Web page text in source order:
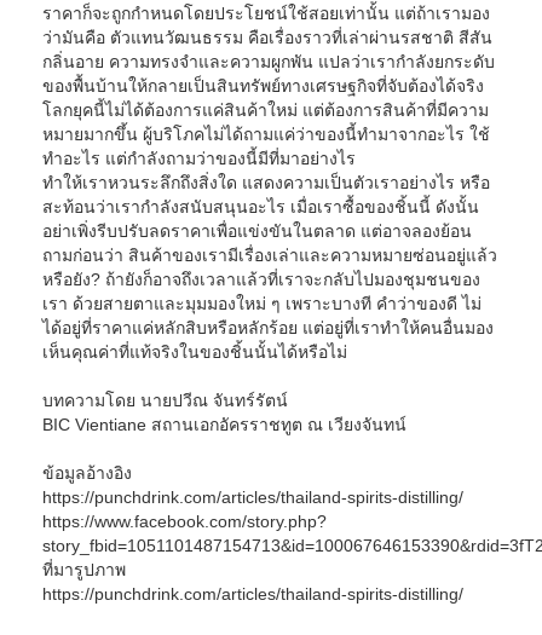
ราคาก็จะถูกกำหนดโดยประโยชน์ใช้สอยเท่านั้น แต่ถ้าเรามอง
ว่ามันคือ ตัวแทนวัฒนธรรม คือเรื่องราวที่เล่าผ่านรสชาติ สีสัน
กลิ่นอาย ความทรงจำและความผูกพัน แปลว่าเรากำลังยกระดับ
ของพื้นบ้านให้กลายเป็นสินทรัพย์ทางเศรษฐกิจที่จับต้องได้จริง
โลกยุคนี้ไม่ได้ต้องการแค่สินค้าใหม่ แต่ต้องการสินค้าที่มีความ
หมายมากขึ้น ผู้บริโภคไม่ได้ถามแค่ว่าของนี้ทำมาจากอะไร ใช้
ทำอะไร แต่กำลังถามว่าของนี้มีที่มาอย่างไร
ทำให้เราหวนระลึกถึงสิ่งใด แสดงความเป็นตัวเราอย่างไร หรือ
สะท้อนว่าเรากำลังสนับสนุนอะไร เมื่อเราซื้อของชิ้นนี้ ดังนั้น
อย่าเพิ่งรีบปรับลดราคาเพื่อแข่งขันในตลาด แต่อาจลองย้อน
ถามก่อนว่า สินค้าของเรามีเรื่องเล่าและความหมายซ่อนอยู่แล้ว
หรือยัง? ถ้ายังก็อาจถึงเวลาแล้วที่เราจะกลับไปมองชุมชนของ
เรา ด้วยสายตาและมุมมองใหม่ ๆ เพราะบางที คำว่าของดี ไม่
ได้อยู่ที่ราคาแค่หลักสิบหรือหลักร้อย แต่อยู่ที่เราทำให้คนอื่นมอง
เห็นคุณค่าที่แท้จริงในของชิ้นนั้นได้หรือไม่
บทความโดย นายปวีณ จันทร์รัตน์
BIC Vientiane สถานเอกอัครราชทูต ณ เวียงจันทน์
ข้อมูลอ้างอิง
https://punchdrink.com/articles/thailand-spirits-distilling/
https://www.facebook.com/story.php?
ที่มารูปภาพ
https://punchdrink.com/articles/thailand-spirits-distilling/